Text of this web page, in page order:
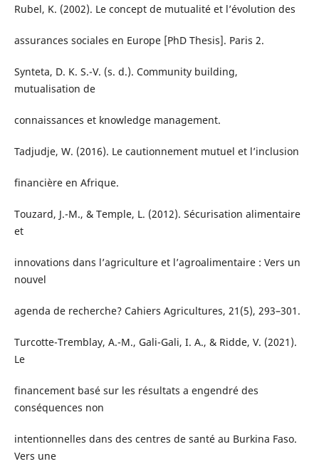
Rubel, K. (2002). Le concept de mutualité et l’évolution des
assurances sociales en Europe [PhD Thesis]. Paris 2.
Synteta, D. K. S.-V. (s. d.). Community building,
mutualisation de
connaissances et knowledge management.
Tadjudje, W. (2016). Le cautionnement mutuel et l’inclusion
financière en Afrique.
Touzard, J.-M., & Temple, L. (2012). Sécurisation alimentaire
et
innovations dans l’agriculture et l’agroalimentaire : Vers un
nouvel
agenda de recherche? Cahiers Agricultures, 21(5), 293–301.
Turcotte-Tremblay, A.-M., Gali-Gali, I. A., & Ridde, V. (2021).
Le
financement basé sur les résultats a engendré des
conséquences non
intentionnelles dans des centres de santé au Burkina Faso.
Vers une